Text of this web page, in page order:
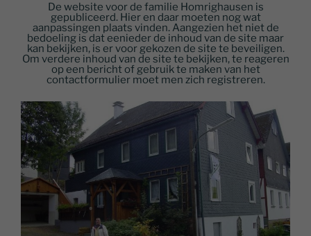
De website voor de familie Homrighausen is
gepubliceerd. Hier en daar moeten nog wat
aanpassingen plaats vinden. Aangezien het niet de
bedoeling is dat eenieder de inhoud van de site maar
kan bekijken, is er voor gekozen de site te beveiligen.
Om verdere inhoud van de site te bekijken, te reageren
op een bericht of gebruik te maken van het
contactformulier moet men zich registreren.